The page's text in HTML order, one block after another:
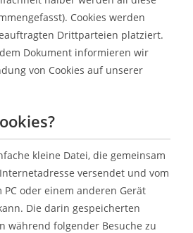
Cookies werden
Drittparteien platziert.
Dokument informieren wir
von Cookies auf unserer
kleine Datei, die gemeinsam
versendet und vom
oder einem anderen Gerät
Die darin gespeicherten
während folgender Besuche zu